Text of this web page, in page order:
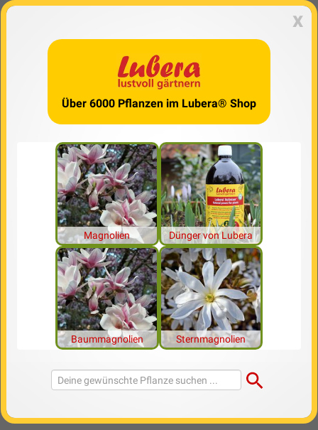
x
Über 6000 Pflanzen im Lubera® Shop
Magnolien Dünger von Lubera
Baummagnolien Sternmagnolien